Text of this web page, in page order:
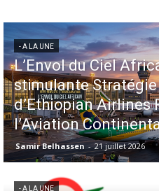
- A LA UNE
Aéroports US :
injectent 870
dans 339
Miami en tête
Samir Belhassen - 6 août
- A LA UNE